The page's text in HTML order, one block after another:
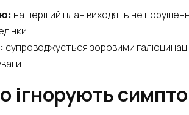
на перший план виходять не порушення
супроводжується зоровими
ігнорують